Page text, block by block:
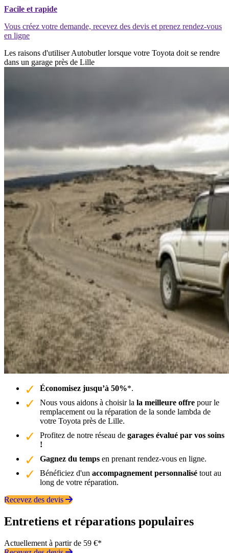
Facile et rapide
Vous créez votre demande, recevez des devis et prenez rendez-vous
en ligne
Les raisons d'utiliser Autobutler lorsque votre Toyota doit se rendre
dans un garage près de Lille
Économisez jusqu’à 50%*.
Nous vous aidons à choisir la la meilleure offre pour le
remplacement ou la réparation de la sonde lambda de
votre Toyota près de Lille.
Profitez de notre réseau de garages évalué par vos soins
!
Gagnez du temps en prenant rendez-vous en ligne.
Bénéficiez d'un accompagnement personnalisé tout au
long de votre réparation.
Recevez des devis
Entretiens et réparations populaires
Actuellement à partir de 59 €*